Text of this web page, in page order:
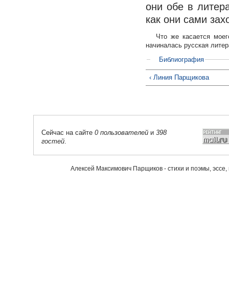
они обе в
как они сами
Что же касается
начиналась русская
Библиография
‹ Линия Парщикова
Сейчас на сайте 0 пользователей и 398
гостей.
Алексей Максимович Парщиков - стихи и поэмы,